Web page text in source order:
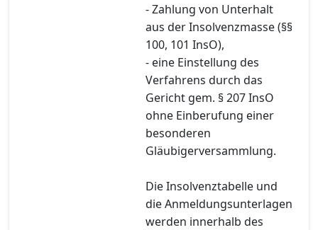
- Zahlung von Unterhalt
aus der Insolvenzmasse (§§
100, 101 InsO),
- eine Einstellung des
Verfahrens durch das
Gericht gem. § 207 InsO
ohne Einberufung einer
besonderen
Gläubigerversammlung.
Die Insolvenztabelle und
die Anmeldungsunterlagen
werden innerhalb des